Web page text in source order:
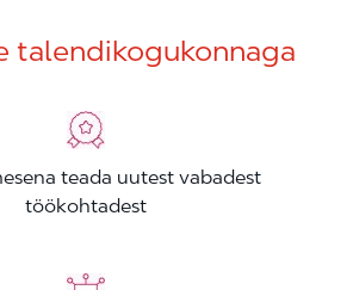
talendikogukonnaga
teada uutest vabadest
töökohtadest